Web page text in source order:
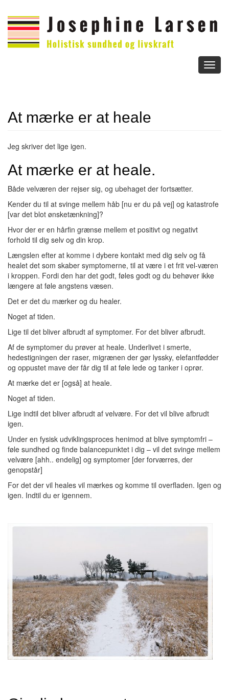
At mærke er at heale
Jeg skriver det lige igen.
At mærke er at heale.
Både velværen der rejser sig, og ubehaget der fortsætter.
Kender du til at svinge mellem håb [nu er du på vej] og katastrofe
[var det blot ønsketænkning]?
Hvor der er en hårfin grænse mellem et positivt og negativt
forhold til dig selv og din krop.
Længslen efter at komme i dybere kontakt med dig selv og få
healet det som skaber symptomerne, til at være i et frit vel-væren
i kroppen. Fordi den har det godt, føles godt og du behøver ikke
længere at føle angstens væsen.
Det er det du mærker og du healer.
Noget af tiden.
Lige til det bliver afbrudt af symptomer. For det bliver afbrudt.
Af de symptomer du prøver at heale. Underlivet i smerte,
hedestigningen der raser, migrænen der gør lyssky, elefantfødder
og oppustet mave der får dig til at føle lede og tanker i oprør.
At mærke det er [også] at heale.
Noget af tiden.
Lige indtil det bliver afbrudt af velvære. For det vil blive afbrudt
igen.
Under en fysisk udviklingsproces henimod at blive symptomfri –
føle sundhed og finde balancepunktet i dig – vil det svinge mellem
velvære [ahh.. endelig] og symptomer [der forværres, der
genopstår]
For det der vil heales vil mærkes og komme til overfladen. Igen og
igen. Indtil du er igennem.